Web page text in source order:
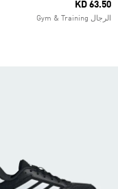
KD 63.50
الرجال Gym & Training